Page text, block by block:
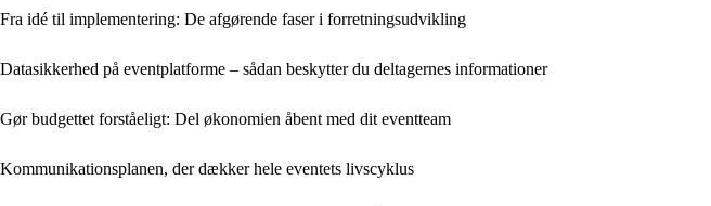
Fra idé til implementering: De afgørende faser i forretningsudvikling
Datasikkerhed på eventplatforme – sådan beskytter du deltagernes informationer
Gør budgettet forståeligt: Del økonomien åbent med dit eventteam
Kommunikationsplanen, der dækker hele eventets livscyklus